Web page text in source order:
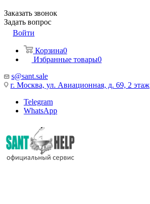
Заказать звонок
Задать вопрос
Войти
Корзина0
Избранные товары0
s@sant.sale
г. Москва, ул. Авиационная, д. 69, 2 этаж
Telegram
WhatsApp